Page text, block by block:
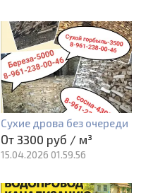
Сухие дрова без очереди
От 3300 руб / м³
15.04.2026 01.59.56